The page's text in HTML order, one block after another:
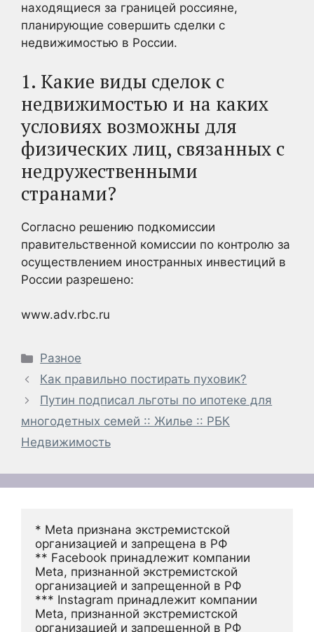
находящиеся за границей россияне,
планирующие совершить сделки с
недвижимостью в России.
1. Какие виды сделок с
недвижимостью и на каких
условиях возможны для
физических лиц, связанных с
недружественными
странами?
Согласно решению подкомиссии
правительственной комиссии по контролю за
осуществлением иностранных инвестиций в
России разрешено:
www.adv.rbc.ru
Рубрики
Разное
Как правильно постирать пуховик?
Путин подписал льготы по ипотеке для
многодетных семей :: Жилье :: РБК
Недвижимость
* Meta признана экстремистской
организацией и запрещена в РФ
** Facebook принадлежит компании
Meta, признанной экстремистской
организацией и запрещенной в РФ
*** Instagram принадлежит компании
Meta, признанной экстремистской
организацией и запрещенной в РФ